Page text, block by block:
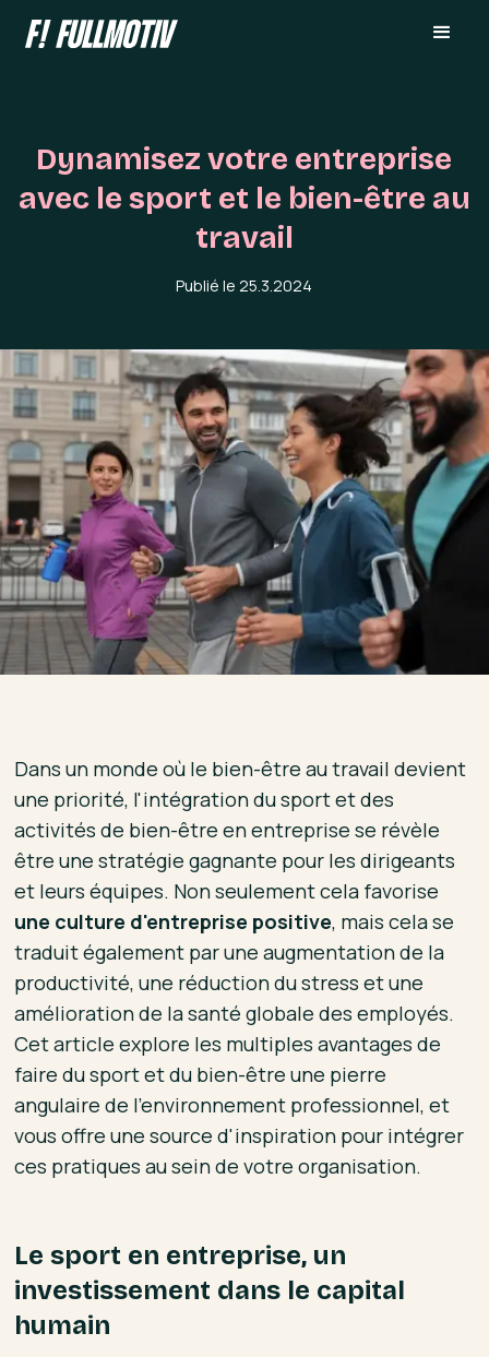
Dynamisez votre entreprise
avec le sport et le bien-être au
travail
Publié le25.3.2024
Dans un monde où le bien-être au travail devient
une priorité, l'intégration du sport et des
activités de bien-être en entreprise se révèle
être une stratégie gagnante pour les dirigeants
et leurs équipes. Non seulement cela favorise
une culture d'entreprise positive, mais cela se
traduit également par une augmentation de la
productivité, une réduction du stress et une
amélioration de la santé globale des employés.
Cet article explore les multiples avantages de
faire du sport et du bien-être une pierre
angulaire de l'environnement professionnel, et
vous offre une source d'inspiration pour intégrer
ces pratiques au sein de votre organisation.
Le sport en entreprise, un
investissement dans le capital
humain